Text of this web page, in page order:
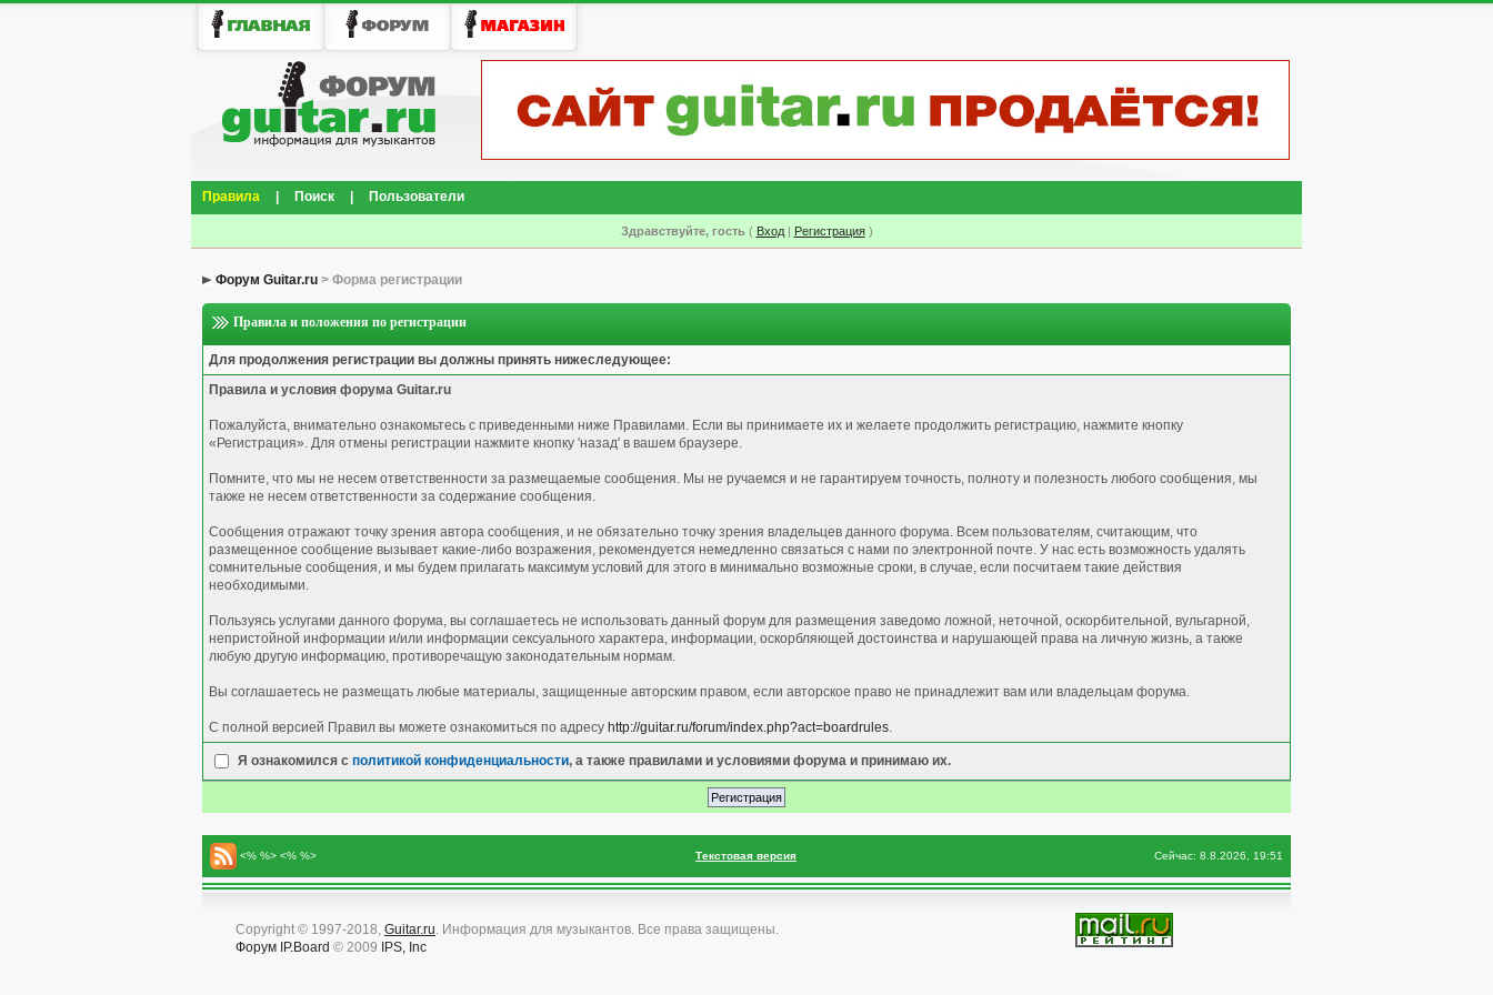
Правила Поиск Пользователи
Здравствуйте, гость( Вход| Регистрация)
Форум Guitar.ru > Форма регистрации
Правила и положения по регистрации
Для продолжения регистрации вы должны принять нижеследующее:
Правила и условия форума Guitar.ru
Пожалуйста, внимательно ознакомьтесь с приведенными ниже Правилами. Если вы принимаете их и желаете продолжить регистрацию, нажмите кнопку
«Регистрация». Для отмены регистрации нажмите кнопку 'назад' в вашем браузере.
Помните, что мы не несем ответственности за размещаемые сообщения. Мы не ручаемся и не гарантируем точность, полноту и полезность любого сообщения, мы
также не несем ответственности за содержание сообщения.
Сообщения отражают точку зрения автора сообщения, и не обязательно точку зрения владельцев данного форума. Всем пользователям, считающим, что
размещенное сообщение вызывает какие-либо возражения, рекомендуется немедленно связаться с нами по электронной почте. У нас есть возможность удалять
сомнительные сообщения, и мы будем прилагать максимум условий для этого в минимально возможные сроки, в случае, если посчитаем такие действия
необходимыми.
Пользуясь услугами данного форума, вы соглашаетесь не использовать данный форум для размещения заведомо ложной, неточной, оскорбительной, вульгарной,
непристойной информации и/или информации сексуального характера, информации, оскорбляющей достоинства и нарушающей права на личную жизнь, а также
любую другую информацию, противоречащую законодательным нормам.
Вы соглашаетесь не размещать любые материалы, защищенные авторским правом, если авторское право не принадлежит вам или владельцам форума.
С полной версией Правил вы можете ознакомиться по адресу http://guitar.ru/forum/index.php?act=boardrules.
Я ознакомился с политикой конфиденциальности, а также правилами и условиями форума и принимаю их.
<% %> <% %> Текстовая версия Сейчас: 8.8.2026, 19:51
Copyright © 1997-2018, Guitar.ru. Информация для музыкантов. Все права защищены.
Форум IP.Board © 2009 IPS, Inc